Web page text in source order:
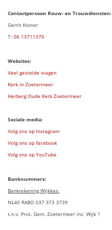
Contactpersoon Rouw- en Trouwdiensten:
Gerrit Koster
T: 06 13711370
Websites:
Veel gestelde vragen
Kerk in Zoetermeer
Herberg Oude Kerk Zoetermeer
Sociale media:
Volg ons op Instagram
Volg ons op facebook
Volg ons op YouTube
Banknummers:
Bankrekening Wijkkas:
NL40 RABO 037 373 3739
t.n.v. Prot. Gem. Zoetermeer inz. Wijk 1